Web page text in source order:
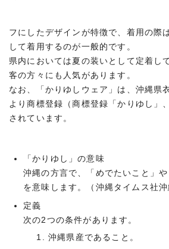
フにしたデザインが特徴で、着用の際
して着用するのが一般的です。
県内においては夏の装いとして定着し
客の方々にも人気があります。
なお、「かりゆしウェア」は、沖縄県
より商標登録（商標登録「かりゆし」
されています。
「かりゆし」の意味
沖縄の方言で、「めでたいこと」や
を意味します。（沖縄タイムス社沖
定義
次の2つの条件があります。
沖縄県産であること。